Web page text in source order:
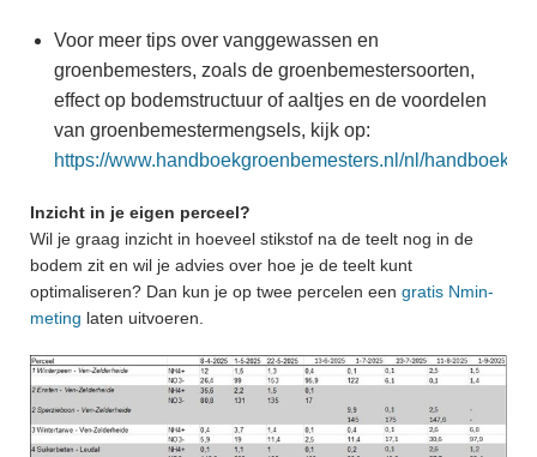
Voor meer tips over vanggewassen en
groenbemesters, zoals de groenbemestersoorten,
effect op bodemstructuur of aaltjes en de voordelen
van groenbemestermengsels, kijk op:
https://www.handboekgroenbemesters.nl/nl/
Inzicht in je eigen perceel?
Wil je graag inzicht in hoeveel stikstof na de teelt nog in de
bodem zit en wil je advies over hoe je de teelt kunt
optimaliseren? Dan kun je op twee percelen een gratis Nmin-
meting laten uitvoeren.